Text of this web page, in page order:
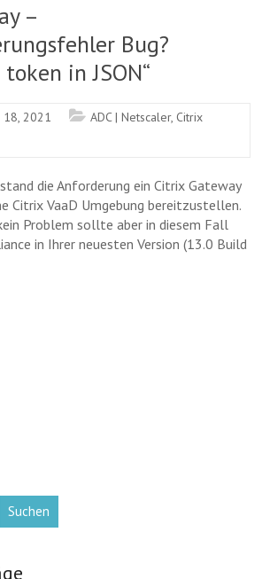
–
Bug?
in JSON“
18, 2021 ADC | Netscaler, Citrix
die Anforderung ein Citrix Gateway
Citrix VaaD Umgebung bereitzustellen.
Problem sollte aber in diesem Fall
in Ihrer neuesten Version (13.0 Build
Suchen